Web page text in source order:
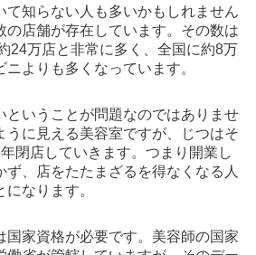
て知らない人も多いかもしれません
の店舗が存在しています。その数は
24万店と非常に多く、全国に約8万
よりも多くなっています。
ということが問題なのではありませ
うに見える美容室ですが、じつはそ
閉店していきます。つまり開業し
ず、店をたたまざるを得なくなる人
なります。
国家資格が必要です。美容師の国家